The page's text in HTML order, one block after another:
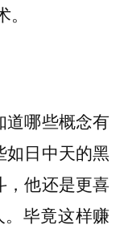
道哪些概念有
如日中天的黑
，他还是更喜
。毕竟这样赚